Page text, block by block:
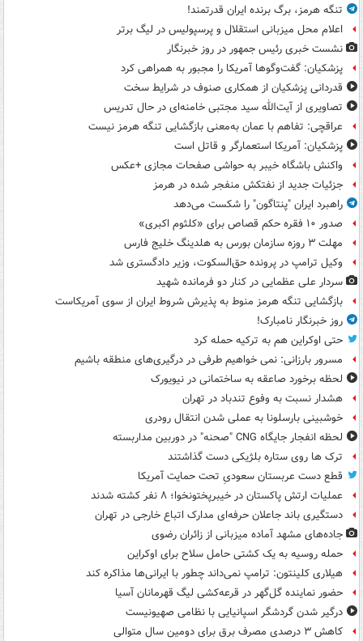
تنگه هرمز، برگ برنده ایران قدرتمند!
اعلام محل میزبانی استقلال و پرسپولیس در لیگ برتر
نشست خبری رئیس جمهور در روز خبرنگار
پزشکیان: گفت‌وگوها آمریکا را مجبور به همراهی کرد
قدردانی پزشکیان از همکاری صنوف در شرایط سخت
تصاویری از آیت‌الله سید مجتبی خامنه‌ای در حال تدریس
عراقچی: تفاهم با عمان به‌معنی بازگشایی تنگه هرمز نیست
پزشکیان: آمریکا استعمارگر و قاتل است
واکنش باشگاه خیبر به حواشی صفحات مجازی +عکس
جزئیات جدید از نفتکش منفجر شده در هرمز
راهبرد ایران "پنتاگون" را شکست می‌دهد
صدور ۱۰ فقره حکم قصاص برای «کلثوم اکبری»
مهلت ۳ روزه سازمان بورس به هلدینگ خلیج فارس
وکیل ترامپ در پرونده حق‌السکوت، وزیر دادگستری شد
سردار علی عظمایی در کنار دو فرمانده شهید
بازگشایی تنگه هرمز منوط به پذیرش شروط ایران از سوی آمریکاست
روز خبرنگار نامبارک!
حتی اوکراین هم به ترکیه حمله کرد
مسرور بارزانی: نمی خواهیم طرفی در درگیری‌های منطقه باشیم
لحظه برخورد صاعقه به ساختمانی در نیویورک
هشدار نسبت به وفوع تندباد در تهران
خوشبینی بارسلونا به عملی شدن انتقال رودری
لحظه انفجار جایگاه CNG "صحنه" در دوربین مداربسته
ترک ها روی ستاره بلژیکی دست گذاشتند
قطع دست عربستان سعودیِ تحت حمایت آمریکا
عملیات ارتش پاکستان در خیبرپختونخوا؛ ۸ نفر کشته شدند
دستگیری باند جاعلان حرفه‌ای مدارک اتباع خارجی در تهران
جاده‌های مشهد آماده میزبانی از زائران رضوی
حمله روسیه به یک کشتی حامل سلاح برای اوکراین
هیلاری کلینتون: ترامپ نمی‌داند چطور با ایرانی‌ها مذاکره کند
حضور نماینده گل‌گهر در قرعه‌کشی لیگ قهرمانان آسیا
درگیر شدن گردشگر اسپانیایی با نظامی صهیونیست
کاهش ۳ درصدی مصرف برق برای دومین سال متوالی